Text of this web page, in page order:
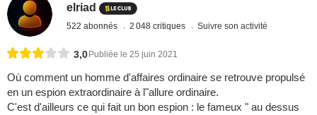
elriad
522 abonnés 2 048 critiques Suivre son activité
3,0 Publiée le 25 juin 2021
Où comment un homme d'affaires ordinaire se retrouve propulsé
en un espion extraordinaire à l"allure ordinaire.
C'est d'ailleurs ce qui fait un bon espion : le fameux " au dessus